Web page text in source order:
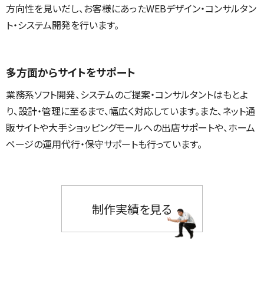
方向性を見いだし、お客様にあったWEBデザイン・コンサルタン
ト・システム開発を行います。
多方面からサイトをサポート
業務系ソフト開発、システムのご提案・コンサルタントはもとよ
り、設計・管理に至るまで、幅広く対応しています。また、ネット通
販サイトや大手ショッピングモールへの出店サポートや、ホーム
ページの運用代行・保守サポートも行っています。
制作実績を見る